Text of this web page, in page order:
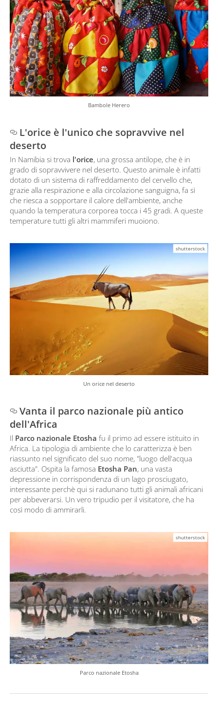
Bambole Herero
L'orice è l'unico che sopravvive nel
deserto
In Namibia si trova l'orice, una grossa antilope, che è in
grado di sopravvivere nel deserto. Questo animale è infatti
dotato di un sistema di raffreddamento del cervello che,
grazie alla respirazione e alla circolazione sanguigna, fa sì
che riesca a sopportare il calore dell'ambiente, anche
quando la temperatura corporea tocca i 45 gradi. A queste
temperature tutti gli altri mammiferi muoiono.
shutterstock
Un orice nel deserto
Vanta il parco nazionale più antico
dell'Africa
Il Parco nazionale Etosha fu il primo ad essere istituito in
Africa. La tipologia di ambiente che lo caratterizza è ben
riassunto nel significato del suo nome, "luogo dell'acqua
asciutta". Ospita la famosa Etosha Pan, una vasta
depressione in corrispondenza di un lago prosciugato,
interessante perchè qui si radunano tutti gli animali africani
per abbeverarsi. Un vero tripudio per il visitatore, che ha
così modo di ammirarli.
shutterstock
Parco nazionale Etosha